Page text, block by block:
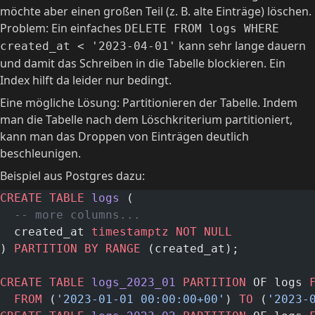
möchte aber einen großen Teil (z. B. alte Einträge) löschen.
Problem: Ein einfaches DELETE FROM logs WHERE
created_at < '2023-04-01' kann sehr lange dauern
und damit das Schreiben in die Tabelle blockieren. Ein
Index hilft da leider nur bedingt.
Eine mögliche Lösung: Partitionieren der Tabelle. Indem
man die Tabelle nach dem Löschkriterium partitioniert,
kann man das Droppen von Einträgen deutlich
beschleunigen.
Beispiel aus Postgres dazu:
CREATE TABLE logs
(
  -- more columns...
  created_at
timestamptz NOT NULL
) PARTITION BY RANGE (created_at);
CREATE TABLE logs_2023_01 PARTITION OF logs
  FROM
( '2023-01-01 00:00:00+00' ) TO ( '2023-